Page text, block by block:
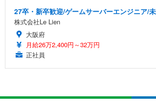
27卒・新卒歓迎/ゲームサーバーエンジニア/
株式会社Le Lien
大阪府
月給26万2,400円～32万円
正社員